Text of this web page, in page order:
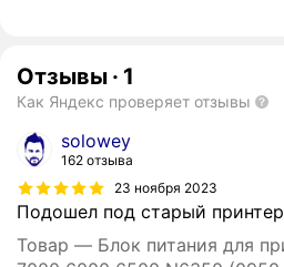
Отзывы · 1
Как Яндекс проверяет отзывы
solowey
162 отзыва
23 ноября 2023
Подошел под старый
Товар — Блок питания для